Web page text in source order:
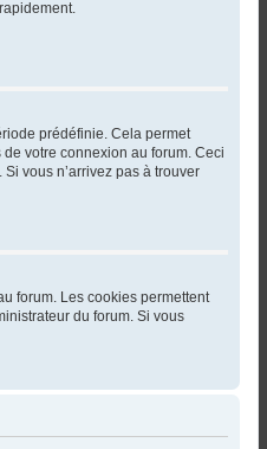
prédéfinie. Cela permet
votre connexion au forum. Ceci
vous n’arrivez pas à trouver
forum. Les cookies permettent
du forum. Si vous